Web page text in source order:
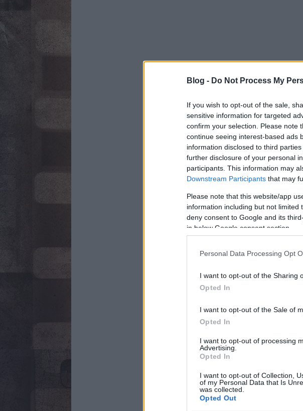
Blog - Do Not Process My
If you wish to opt-out of the sale,
sensitive information for targeted
confirm your selection. Please note
continue seeing interest-based ads
information disclosed to third
further disclosure of your personal
participants. This information may
Downstream Participants that may
Please note that this website/app
information including but not limited
deny consent to Google and its
in below Google consent section.
Personal Data Processing Opt
I want to opt-out of the Sharing
Opted In
I want to opt-out of the Sale of
Opted In
I want to opt-out of processing
Advertising.
Opted In
I want to opt-out of Collection,
of my Personal Data that Is
was collected.
Opted Out